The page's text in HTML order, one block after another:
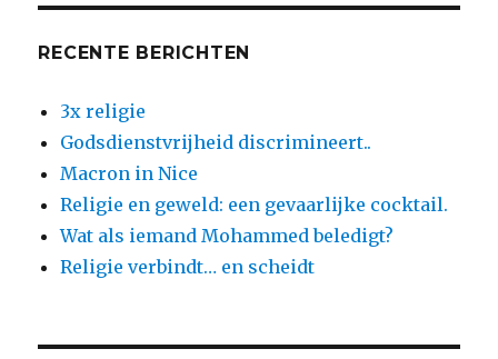
RECENTE BERICHTEN
3x religie
Godsdienstvrijheid discrimineert..
Macron in Nice
Religie en geweld: een gevaarlijke cocktail.
Wat als iemand Mohammed beledigt?
Religie verbindt… en scheidt